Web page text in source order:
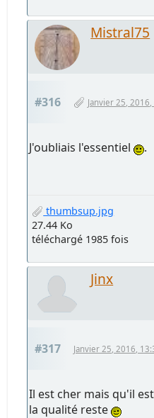
Mistral75
#316 Janvier 25, 2016,
J'oubliais l'essentiel .
thumbsup.jpg
27.44 Ko
téléchargé 1985 fois
Jinx
#317 Janvier 25, 2016,
Il est cher mais qu'il
la qualité reste